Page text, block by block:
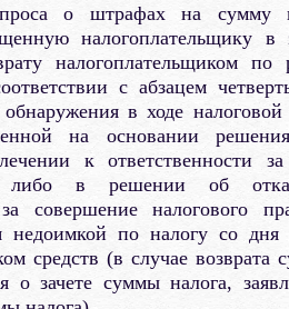
о штрафах на сумму
налогоплательщику в
налогоплательщиком по
с абзацем
в ходе
на основании
к ответственности за
либо в решении об
за совершение налогового
недоимкой по налогу со дня
средств (в случае
о зачете суммы налога,